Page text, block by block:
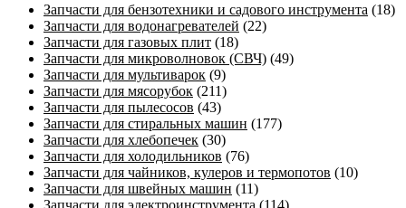
Запчасти для бензотехники и садового инструмента (18)
Запчасти для водонагревателей (22)
Запчасти для газовых плит (18)
Запчасти для микроволновок (СВЧ) (49)
Запчасти для мультиварок (9)
Запчасти для мясорубок (211)
Запчасти для пылесосов (43)
Запчасти для стиральных машин (177)
Запчасти для хлебопечек (30)
Запчасти для холодильников (76)
Запчасти для чайников, кулеров и термопотов (10)
Запчасти для швейных машин (11)
Запчасти для электроинструмента (114)